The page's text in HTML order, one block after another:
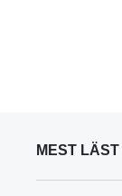
MEST LÄST